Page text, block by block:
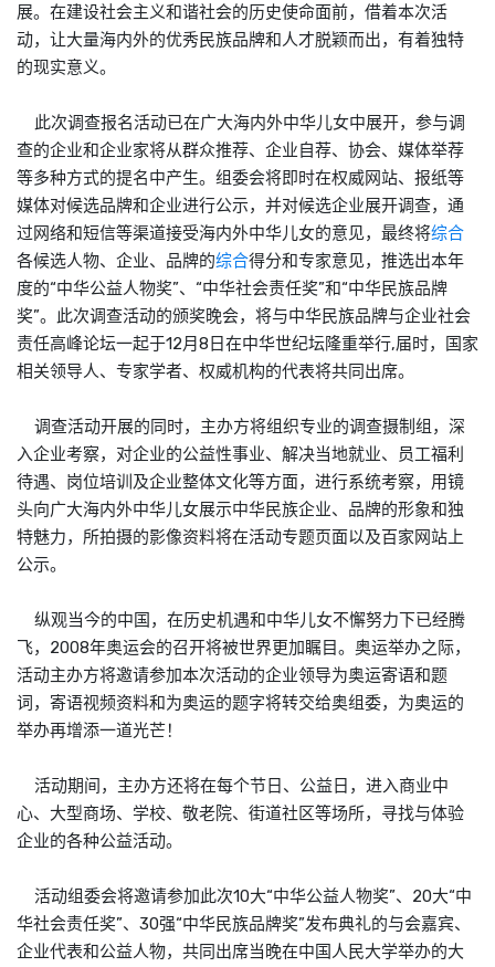
展。在建设社会主义和谐社会的历史使命面前，借着本次活
动，让大量海内外的优秀民族品牌和人才脱颖而出，有着独特
的现实意义。
此次调查报名活动已在广大海内外中华儿女中展开，参与调
查的企业和企业家将从群众推荐、企业自荐、协会、媒体举荐
等多种方式的提名中产生。组委会将即时在权威网站、报纸等
媒体对候选品牌和企业进行公示，并对候选企业展开调查，通
过网络和短信等渠道接受海内外中华儿女的意见，最终将综合
各候选人物、企业、品牌的综合得分和专家意见，推选出本年
度的“中华公益人物奖”、“中华社会责任奖”和“中华民族品牌
奖”。此次调查活动的颁奖晚会，将与中华民族品牌与企业社会
责任高峰论坛一起于12月8日在中华世纪坛隆重举行,届时，国家
相关领导人、专家学者、权威机构的代表将共同出席。
调查活动开展的同时，主办方将组织专业的调查摄制组，深
入企业考察，对企业的公益性事业、解决当地就业、员工福利
待遇、岗位培训及企业整体文化等方面，进行系统考察，用镜
头向广大海内外中华儿女展示中华民族企业、品牌的形象和独
特魅力，所拍摄的影像资料将在活动专题页面以及百家网站上
公示。
纵观当今的中国，在历史机遇和中华儿女不懈努力下已经腾
飞，2008年奥运会的召开将被世界更加瞩目。奥运举办之际，
活动主办方将邀请参加本次活动的企业领导为奥运寄语和题
词，寄语视频资料和为奥运的题字将转交给奥组委，为奥运的
举办再增添一道光芒！
活动期间，主办方还将在每个节日、公益日，进入商业中
心、大型商场、学校、敬老院、街道社区等场所，寻找与体验
企业的各种公益活动。
活动组委会将邀请参加此次10大“中华公益人物奖”、20大“中
华社会责任奖”、30强“中华民族品牌奖”发布典礼的与会嘉宾、
企业代表和公益人物，共同出席当晚在中国人民大学举办的大